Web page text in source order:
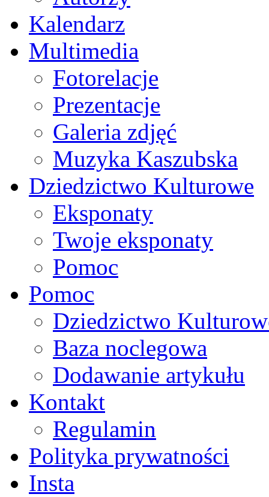
Kalendarz
Multimedia
Fotorelacje
Prezentacje
Galeria zdjęć
Muzyka Kaszubska
Dziedzictwo Kulturowe
Eksponaty
Twoje eksponaty
Pomoc
Pomoc
Dziedzictwo
Baza noclegowa
Dodawanie artykułu
Kontakt
Regulamin
Polityka prywatności
Insta